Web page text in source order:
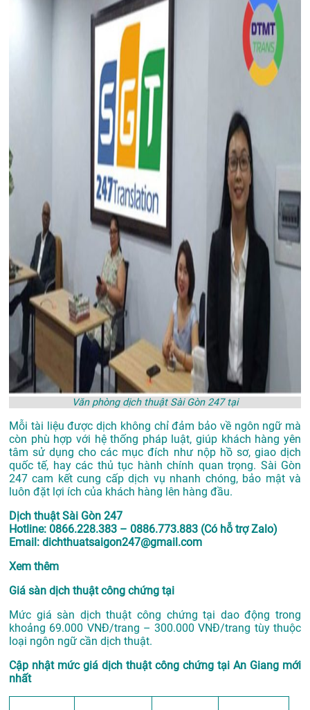
Văn phòng dịch thuật Sài Gòn 247 tại
Mỗi tài liệu được dịch không chỉ đảm bảo về ngôn ngữ mà
còn phù hợp với hệ thống pháp luật, giúp khách hàng yên
tâm sử dụng cho các mục đích như nộp hồ sơ, giao dịch
quốc tế, hay các thủ tục hành chính quan trọng. Sài Gòn
247 cam kết cung cấp dịch vụ nhanh chóng, bảo mật và
luôn đặt lợi ích của khách hàng lên hàng đầu.
Dịch thuật Sài Gòn 247
Hotline: 0866.228.383 – 0886.773.883 (Có hỗ trợ Zalo)
Email: dichthuatsaigon247@gmail.com
Xem thêm
Giá sàn dịch thuật công chứng tại
Mức giá sàn dịch thuật công chứng tại dao động trong
khoảng 69.000 VNĐ/trang – 300.000 VNĐ/trang tùy thuộc
loại ngôn ngữ cần dịch thuật.
Cập nhật mức giá dịch thuật công chứng tại An Giang mới
nhất